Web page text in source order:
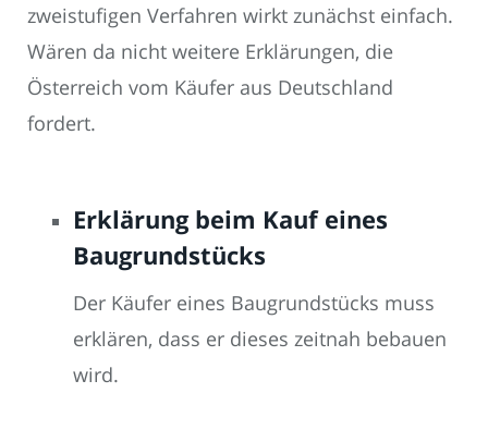
zweistufigen Verfahren wirkt zunächst einfach.
Wären da nicht weitere Erklärungen, die
Österreich vom Käufer aus Deutschland
fordert.
Erklärung beim Kauf eines
Baugrundstücks
Der Käufer eines Baugrundstücks muss
erklären, dass er dieses zeitnah bebauen
wird.